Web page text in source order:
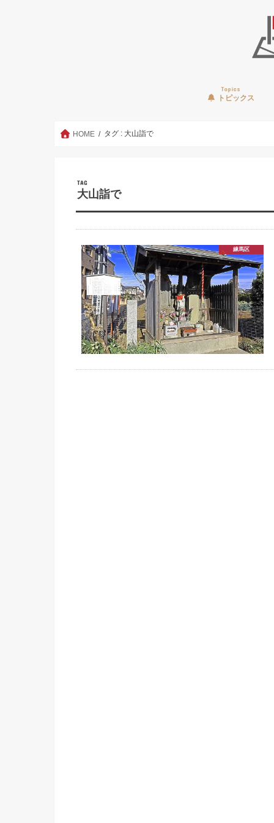
Topics
トピックス
HOME タグ : 大山詣で
TAG
大山詣で
練馬区